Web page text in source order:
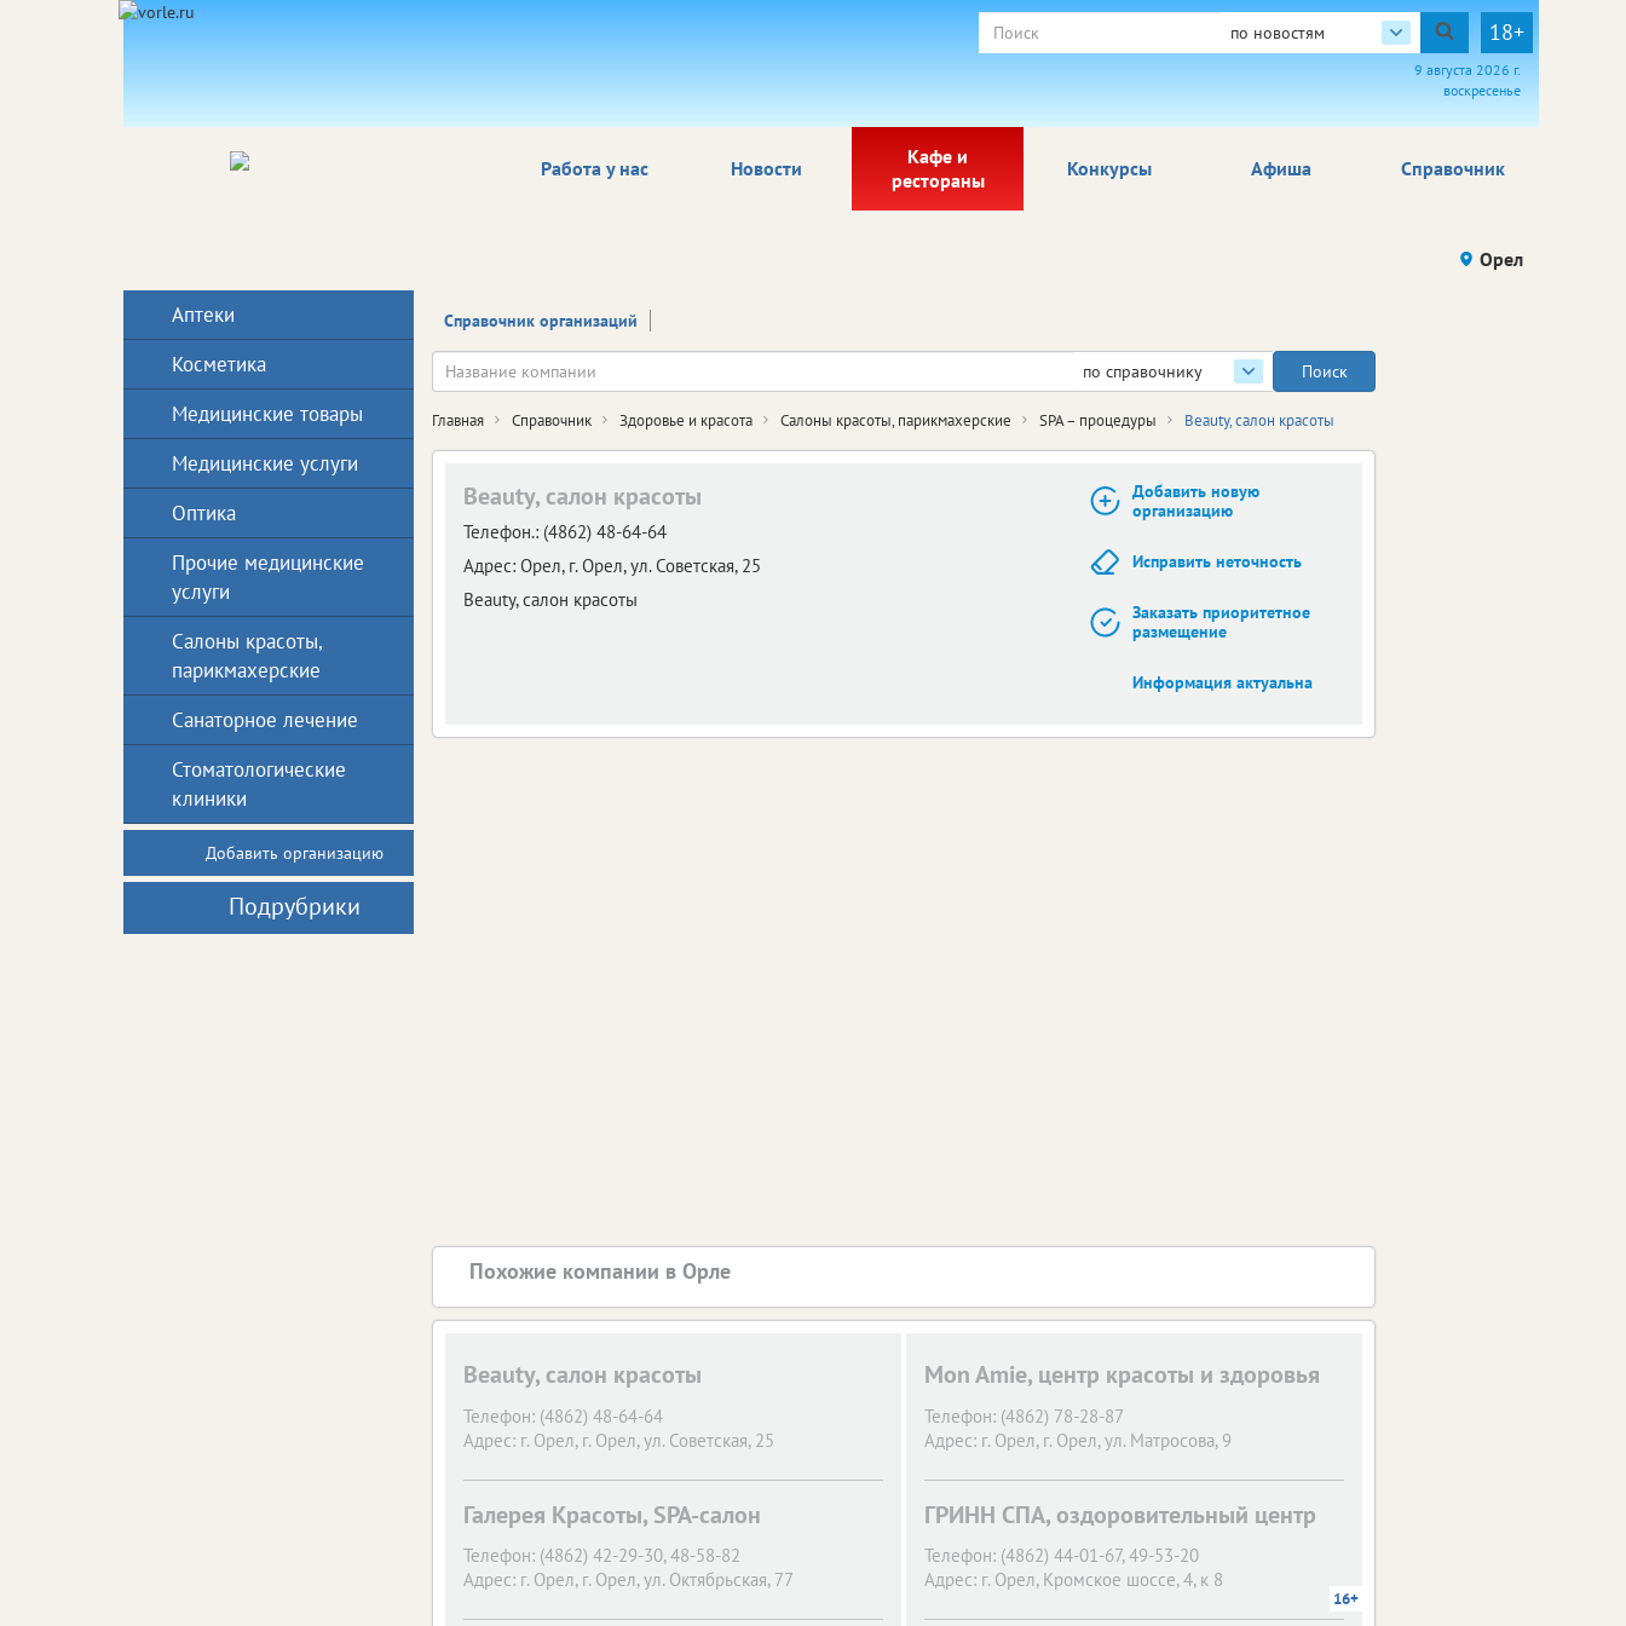
по новостям 18+
9 августа 2026 г.
воскресенье
Работа у нас Новости
Кафе и
рестораны
Афиша Справочник
Конкурсы
Орел
Справочник организаций
по справочнику
Главная Справочник Здоровье и красота Салоны красоты, парикмахерские SPA – процедуры Beauty, салон красоты
Beauty, салон красоты
Телефон.: (4862) 48-64-64
Адрес: Орел, г. Орел, ул. Советская, 25
Beauty, салон красоты
Добавить новую
организацию
Исправить неточность
Заказать приоритетное
размещение
Информация актуальна
Похожие компании в Орле
Beauty, салон красоты
Телефон: (4862) 48-64-64
Адрес: г. Орел, г. Орел, ул. Советская, 25
Mon Amie, центр красоты и здоровья
Телефон: (4862) 78-28-87
Адрес: г. Орел, г. Орел, ул. Матросова, 9
Галерея Красоты, SPA-салон
Телефон: (4862) 42-29-30, 48-58-82
Адрес: г. Орел, г. Орел, ул. Октябрьская, 77
ГРИНН СПА, оздоровительный центр
Телефон: (4862) 44-01-67, 49-53-20
Адрес: г. Орел, Кромское шоссе, 4, к 8
16+
Аптеки
Косметика
Медицинские товары
Медицинские услуги
Оптика
Прочие медицинские
услуги
Салоны красоты,
парикмахерские
Санаторное лечение
Стоматологические
клиники
Добавить организацию
Подрубрики